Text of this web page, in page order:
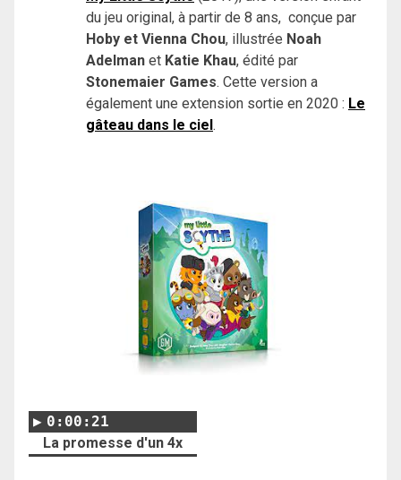
du jeu original, à partir de 8 ans, conçue par
Hoby et Vienna Chou, illustrée Noah
Adelman et Katie Khau, édité par
Stonemaier Games. Cette version a
également une extension sortie en 2020 : Le
gâteau dans le ciel.
0:00:21
La promesse d'un 4x